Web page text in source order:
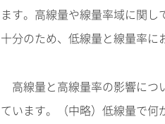
ます。高線量や線量率域に関
十分のため、低線量と線量率に
高線量と高線量率の影響につ
ています。（中略）低線量で